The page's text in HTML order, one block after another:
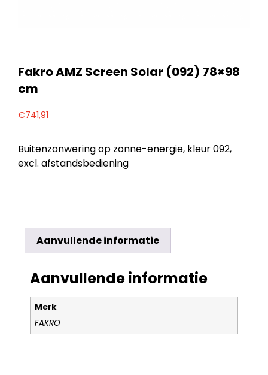
Fakro AMZ Screen Solar (092) 78×98
cm
€741,91
Buitenzonwering op zonne-energie, kleur 092,
excl. afstandsbediening
Aanvullende informatie
Aanvullende informatie
Merk
FAKRO